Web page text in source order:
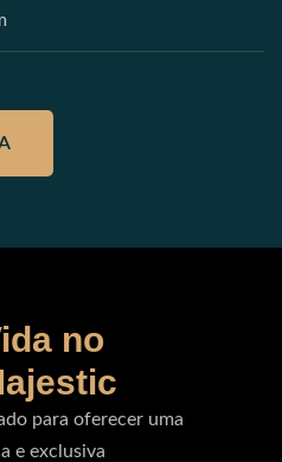
no
para oferecer uma
e exclusiva